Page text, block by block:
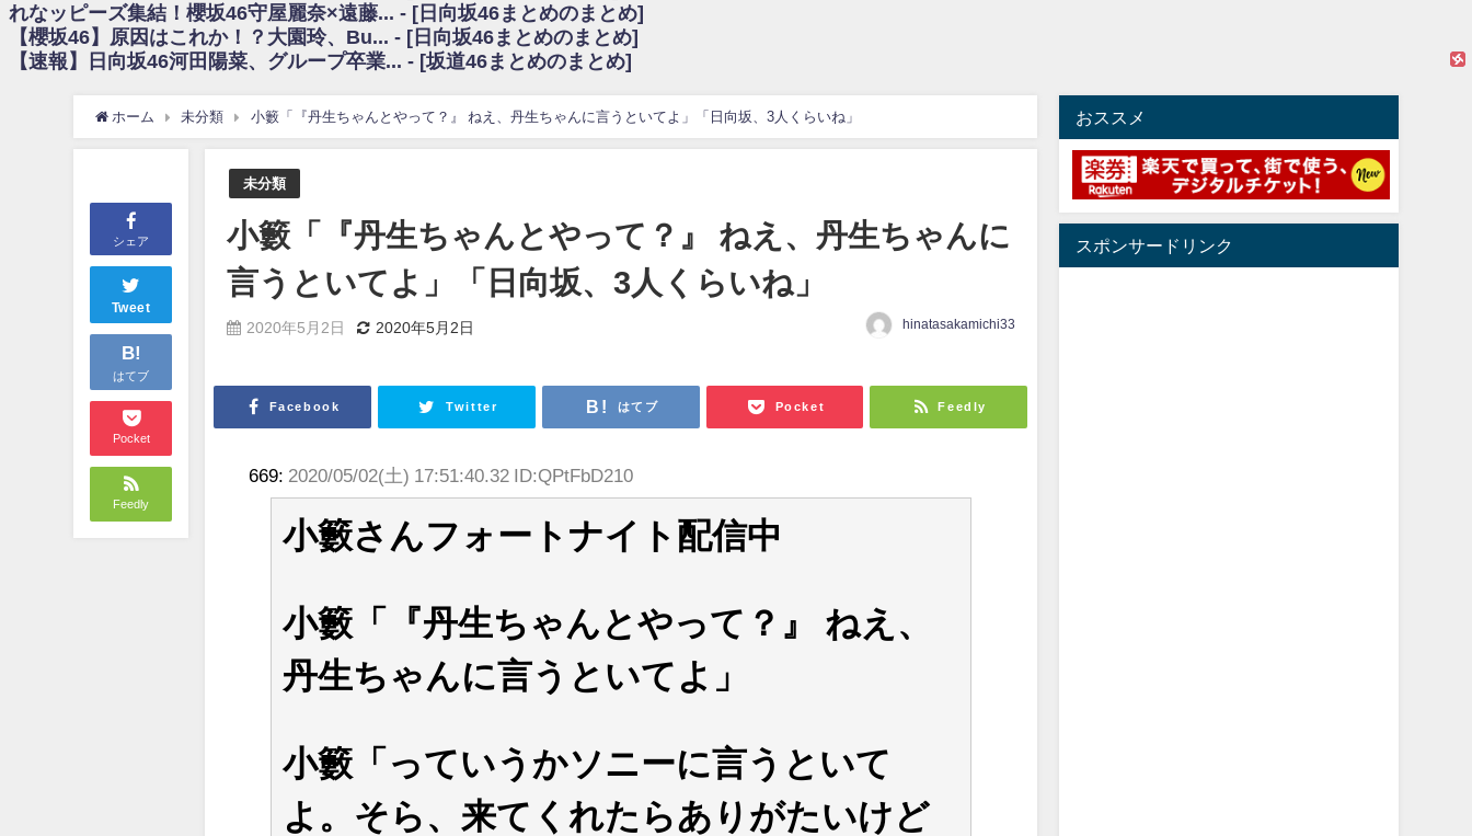
欅坂46/日向坂46まとめのまとめ / 『anan』の表紙の櫻坂46さん、多様性の時代だと話題に
欅坂46/日向坂46まとめのまとめ / 日向坂46より重大発表！！！！
日向坂46まとめのまとめ / 【朗報】増田三莉音さんの生足wwwwwwwwwwww
日向坂46まとめのまとめ / 【日向坂46】五期生着ぐるみ生写真も！ 富田鈴花考案グッズ＆生写真5種が公開される
アイドル – ぷぅアンテナ / 「乃木坂46ののぎおび⊿」北野日奈子が生配信！【2022.3.22 17:15〜 SHOWROOM】
アイドル – ぷぅアンテナ / 2022年3月22日（火）のメディア情報
アイドル – ぷぅアンテナ / 【乃木坂46】井上和の『なぎおはぎ』って こんぺいとう×いちごみるく×マヨラー星人 と同じと考えてよろしいですか？
アイドル – ぷぅアンテナ / 【乃木坂46】日村勇紀 gif職人が切り抜いた名シーン.gif
ふぇどみ！ / 【悲報】呪術廻戦、視聴率5.1%
ふぇどみ！ / 【画像】スポ－ツキャスターお姉さん・ハメまくりだったｗｗｗｗｗｗｗｗｗｗｗｗ
ふぇどみ！ / 【悲報】母「裕福な過程が高学歴になるとか大嘘。教育に金をかけまくったうちの息子が団地住みの貧乏に学歴で負けた」
Powered by livedoor 相互RSS
れなッピーズ集結！櫻坂46守屋麗奈×遠藤... - [日向坂46まとめのまとめ]
【櫻坂46】原因はこれか！？大園玲、Bu... - [日向坂46まとめのまとめ]
【速報】日向坂46河田陽菜、グループ卒業... - [坂道46まとめのまとめ]
ホーム 未分類 小籔「『丹生ちゃんとやって？』 ねえ、丹生ちゃんに言うといてよ」「日向坂、3人くらいね」
シェア
Tweet
B!
はてブ
Pocket
Feedly
未分類
小籔「『丹生ちゃんとやって？』 ねえ、丹生ちゃんに
言うといてよ」「日向坂、3人くらいね」
2020年5月2日 2020年5月2日 hinatasakamichi33
Facebook Twitter はてブ Pocket Feedly
669: 2020/05/02(土) 17:51:40.32 ID:QPtFbD210
小籔さんフォートナイト配信中
小籔「『丹生ちゃんとやって？』 ねえ、
丹生ちゃんに言うといてよ」
小籔「っていうかソニーに言うといて
よ。そら、来てくれたらありがたいけど
おススメ
スポンサードリンク